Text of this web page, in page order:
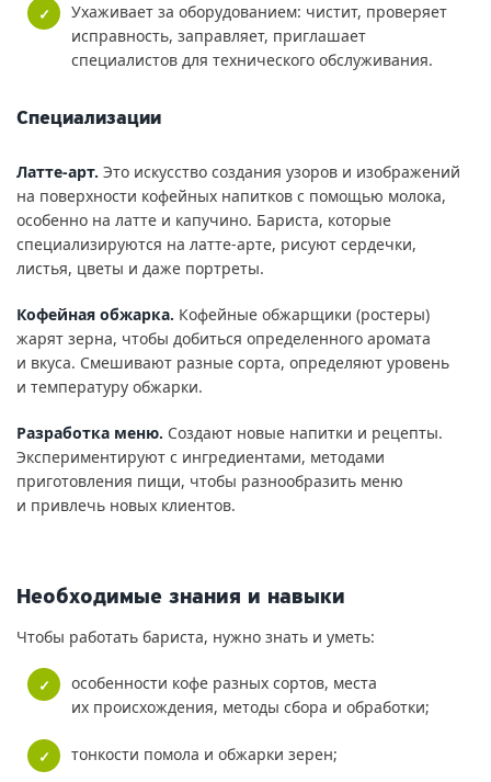
Ухаживает за оборудованием: чистит, проверяет
исправность, заправляет, приглашает
специалистов для технического обслуживания.
Специализации
Латте-арт. Это искусство создания узоров и изображений
на поверхности кофейных напитков с помощью молока,
особенно на латте и капучино. Бариста, которые
специализируются на латте-арте, рисуют сердечки,
листья, цветы и даже портреты.
Кофейная обжарка. Кофейные обжарщики (ростеры)
жарят зерна, чтобы добиться определенного аромата
и вкуса. Смешивают разные сорта, определяют уровень
и температуру обжарки.
Разработка меню. Создают новые напитки и рецепты.
Экспериментируют с ингредиентами, методами
приготовления пищи, чтобы разнообразить меню
и привлечь новых клиентов.
Необходимые знания и навыки
Чтобы работать бариста, нужно знать и уметь:
особенности кофе разных сортов, места
их происхождения, методы сбора и обработки;
тонкости помола и обжарки зерен;